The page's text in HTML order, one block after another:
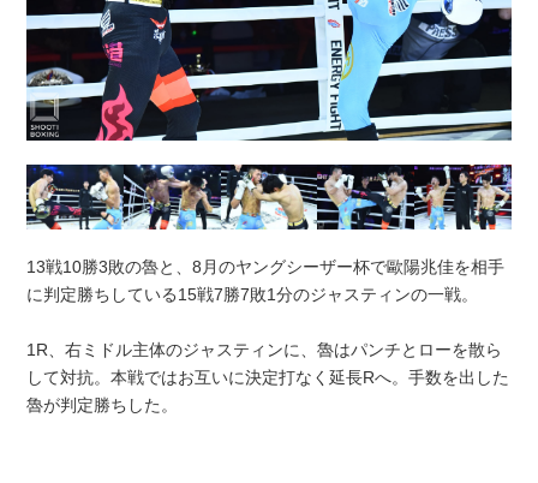
13戦10勝3敗の魯と、8月のヤングシーザー杯で歐陽兆佳を相手
に判定勝ちしている15戦7勝7敗1分のジャスティンの一戦。
1R、右ミドル主体のジャスティンに、魯はパンチとローを散ら
して対抗。本戦ではお互いに決定打なく延長Rへ。手数を出した
魯が判定勝ちした。